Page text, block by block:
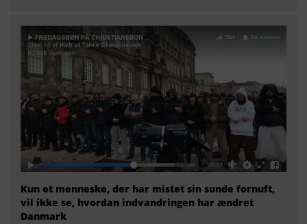
Kun et menneske, der har mistet sin sunde fornuft,
vil ikke se, hvordan indvandringen har ændret
Danmark